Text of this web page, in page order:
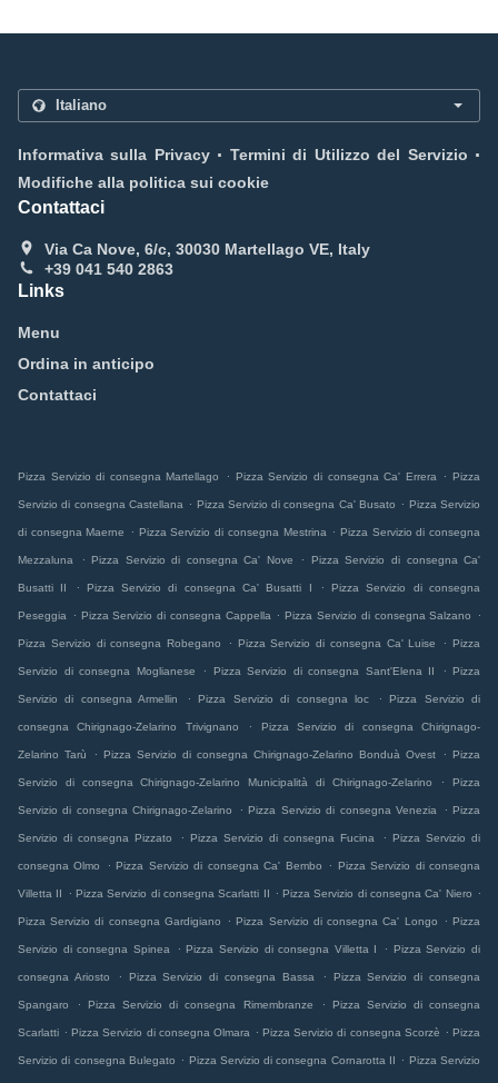
Informativa sulla Privacy . Termini di Utilizzo del Servizio .
Modifiche alla politica sui cookie
Contattaci
Via Ca Nove, 6/c, 30030 Martellago VE, Italy
+39 041 540 2863
Links
Menu
Ordina in anticipo
Contattaci
Pizza Servizio di consegna Martellago . Pizza Servizio di consegna Ca' Errera . Pizza
Servizio di consegna Castellana . Pizza Servizio di consegna Ca' Busato . Pizza Servizio
di consegna Maerne . Pizza Servizio di consegna Mestrina . Pizza Servizio di consegna
Mezzaluna . Pizza Servizio di consegna Ca' Nove . Pizza Servizio di consegna Ca'
Busatti II . Pizza Servizio di consegna Ca' Busatti I . Pizza Servizio di consegna
Peseggia . Pizza Servizio di consegna Cappella . Pizza Servizio di consegna Salzano .
Pizza Servizio di consegna Robegano . Pizza Servizio di consegna Ca' Luise . Pizza
Servizio di consegna Moglianese . Pizza Servizio di consegna Sant'Elena II . Pizza
Servizio di consegna Armellin . Pizza Servizio di consegna loc . Pizza Servizio di
consegna Chirignago-Zelarino Trivignano . Pizza Servizio di consegna Chirignago-
Zelarino Tarù . Pizza Servizio di consegna Chirignago-Zelarino Bonduà Ovest . Pizza
Servizio di consegna Chirignago-Zelarino Municipalità di Chirignago-Zelarino . Pizza
Servizio di consegna Chirignago-Zelarino . Pizza Servizio di consegna Venezia . Pizza
Servizio di consegna Pizzato . Pizza Servizio di consegna Fucina . Pizza Servizio di
consegna Olmo . Pizza Servizio di consegna Ca' Bembo . Pizza Servizio di consegna
Villetta II . Pizza Servizio di consegna Scarlatti II . Pizza Servizio di consegna Ca' Niero .
Pizza Servizio di consegna Gardigiano . Pizza Servizio di consegna Ca' Longo . Pizza
Servizio di consegna Spinea . Pizza Servizio di consegna Villetta I . Pizza Servizio di
consegna Ariosto . Pizza Servizio di consegna Bassa . Pizza Servizio di consegna
Spangaro . Pizza Servizio di consegna Rimembranze . Pizza Servizio di consegna
Scarlatti . Pizza Servizio di consegna Olmara . Pizza Servizio di consegna Scorzè . Pizza
Servizio di consegna Bulegato . Pizza Servizio di consegna Cornarotta II . Pizza Servizio